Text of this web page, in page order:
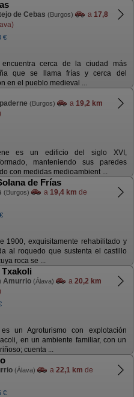
de Cebas (Burgos) a 17,8
€
cerca de la ciudad más
que se llama frías y cerca del
en el pueblo medieval ...
(Burgos) a 19,2 km
es un edificio del siglo XVI,
manteniendo sus paredes
con medidas medioambient ...
de Frías
(Burgos) a 19,4 km de
1900, exquisitamente rehabilitado y
al roquedo que sustenta el castillo
roca se ...
Amurrio (Álava) a 20,2 km
un Agroturismo con explotación
en un ambiente familiar, con un
cuenta ...
(Álava) a 22,1 km de
€